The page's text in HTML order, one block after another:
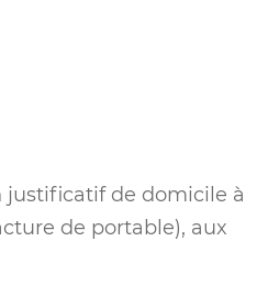
justificatif de domicile à
de portable), aux